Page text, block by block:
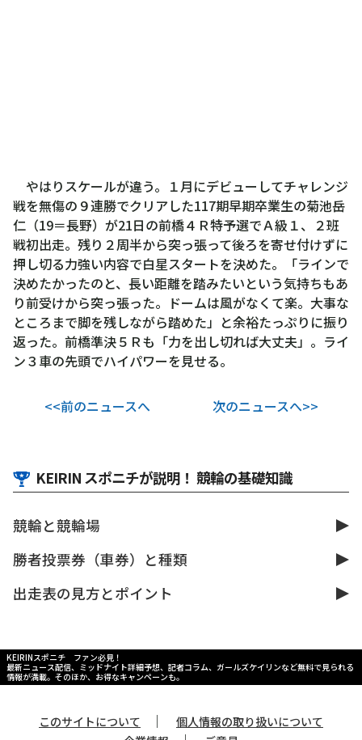
やはりスケールが違う。１月にデビューしてチャレンジ
戦を無傷の９連勝でクリアした117期早期卒業生の菊池岳
仁（19＝長野）が21日の前橋４Ｒ特予選でＡ級１、２班
戦初出走。残り２周半から突っ張って後ろを寄せ付けずに
押し切る力強い内容で白星スタートを決めた。「ラインで
決めたかったのと、長い距離を踏みたいという気持ちもあ
り前受けから突っ張った。ドームは風がなくて楽。大事な
ところまで脚を残しながら踏めた」と余裕たっぷりに振り
返った。前橋準決５Ｒも「力を出し切れば大丈夫」。ライ
ン３車の先頭でハイパワーを見せる。
<<前のニュースへ 次のニュースへ>>
KEIRIN スポニチが説明！ 競輪の基礎知識
競輪と競輪場
勝者投票券（車券）と種類
出走表の見方とポイント
KEIRINスポニチ ファン必見！
最新ニュース配信、ミッドナイト詳細予想、記者コラム、ガールズケイリンなど無料で見られる
情報が満載。そのほか、お得なキャンペーンも。
このサイトについて ｜
個人情報の取り扱いについて